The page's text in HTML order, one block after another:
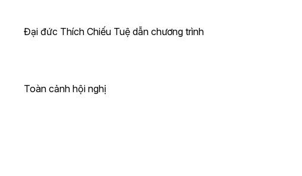
Đại đức Thích Chiếu Tuệ dẫn chương trình
Toàn cảnh hội nghị